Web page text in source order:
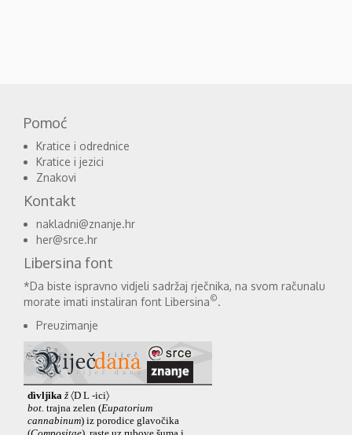
Pomoć
Kratice i odrednice
Kratice i jezici
Znakovi
Kontakt
nakladni@znanje.hr
her@srce.hr
Libersina font
*Da biste ispravno vidjeli sadržaj rječnika, na svom računalu
morate imati instaliran font Libersina©.
Preuzimanje